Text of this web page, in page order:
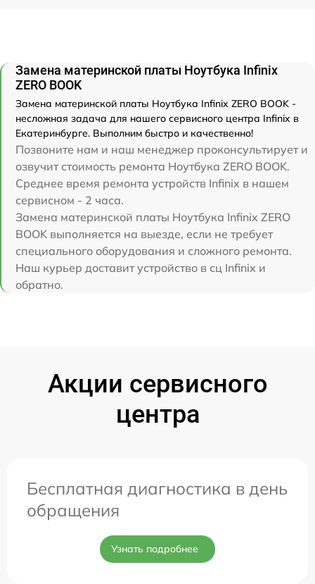
Замена материнской платы Ноутбука Infinix
ZERO BOOK
Замена материнской платы Ноутбука Infinix ZERO BOOK -
несложная задача для нашего сервисного центра Infinix в
Екатеринбурге. Выполним быстро и качественно!
Позвоните нам и наш менеджер проконсультирует и
озвучит стоимость ремонта Ноутбука ZERO BOOK.
Среднее время ремонта устройств Infinix в нашем
сервисном - 2 часа.
Замена материнской платы Ноутбука Infinix ZERO
BOOK выполняется на выезде, если не требует
специального оборудования и сложного ремонта.
Наш курьер доставит устройство в сц Infinix и
обратно.
Акции сервисного
центра
Бесплатная диагностика в день
обращения
Узнать подробнее